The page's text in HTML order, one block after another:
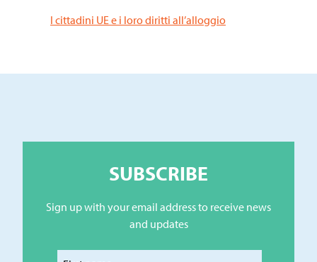
I cittadini UE e i loro diritti all’alloggio
SUBSCRIBE
Sign up with your email address to receive news
and updates